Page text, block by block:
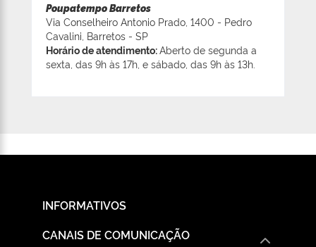
Poupatempo Barretos
Via Conselheiro Antonio Prado, 1400 - Pedro
Cavalini, Barretos - SP
Horário de atendimento:Aberto de segunda a
sexta, das 9h às 17h, e sábado, das 9h às 13h.
INFORMATIVOS
CANAIS DE COMUNICAÇÃO